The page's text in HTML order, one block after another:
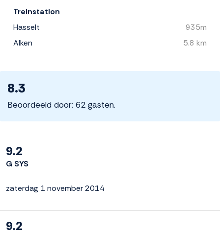
Treinstation
Hasselt
935m
Alken
5.8 km
8.3
Beoordeeld door: 62 gasten.
9.2
G SYS
zaterdag 1 november 2014
9.2